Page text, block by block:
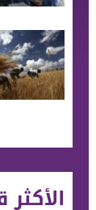
الأكثر